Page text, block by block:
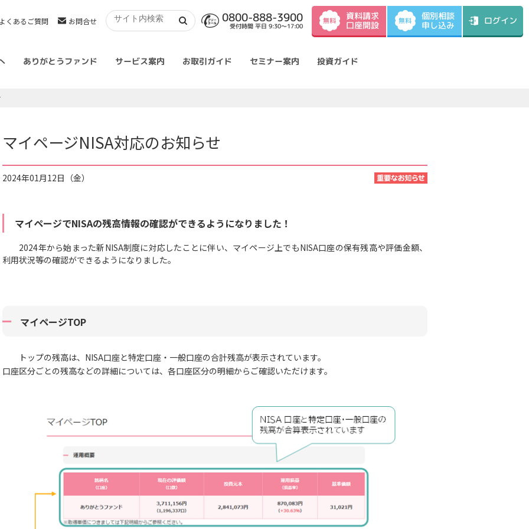
くあるご質問 お問合せ 0800-888-3900
受付時間 平日 9:30～17:00
無料 資料請求
口座開設 無料 個別相談
申し込み ログイン
ありがとうファンド サービス案内 お取引ガイド セミナー案内 投資ガイド
マイページNISA対応のお知らせ
2024年01月12日（金）
マイページでNISAの残高情報の確認ができるようになりました！
2024年から始まった新NISA制度に対応したことに伴い、マイページ上でもNISA口座の保有残高や評価金額、
利用状況等の確認ができるようになりました。
マイページTOP
トップの残高は、NISA口座と特定口座・一般口座の合計残高が表示されています。
口座区分ごとの残高などの詳細については、各口座区分の明細からご確認いただけます。